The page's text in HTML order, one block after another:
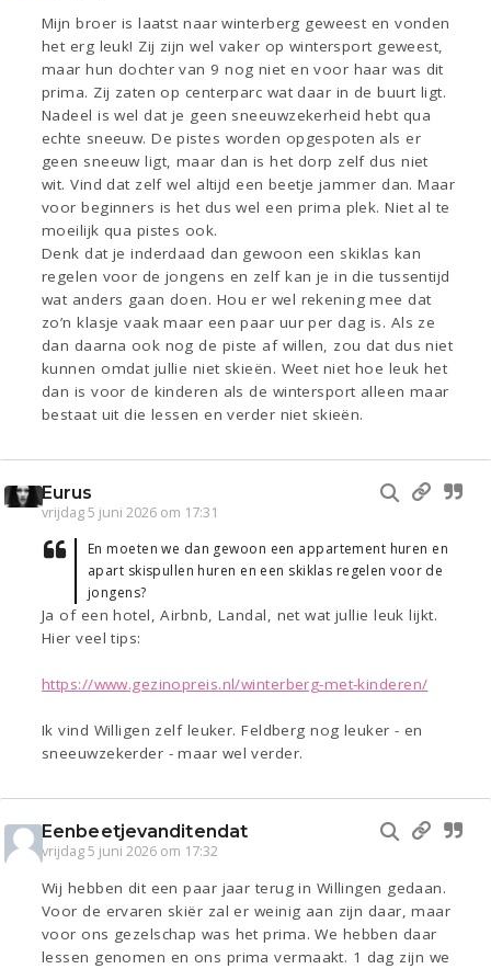
Mijn broer is laatst naar winterberg geweest en vonden
het erg leuk! Zij zijn wel vaker op wintersport geweest,
maar hun dochter van 9 nog niet en voor haar was dit
prima. Zij zaten op centerparc wat daar in de buurt ligt.
Nadeel is wel dat je geen sneeuwzekerheid hebt qua
echte sneeuw. De pistes worden opgespoten als er
geen sneeuw ligt, maar dan is het dorp zelf dus niet
wit. Vind dat zelf wel altijd een beetje jammer dan. Maar
voor beginners is het dus wel een prima plek. Niet al te
moeilijk qua pistes ook.
Denk dat je inderdaad dan gewoon een skiklas kan
regelen voor de jongens en zelf kan je in die tussentijd
wat anders gaan doen. Hou er wel rekening mee dat
zo’n klasje vaak maar een paar uur per dag is. Als ze
dan daarna ook nog de piste af willen, zou dat dus niet
kunnen omdat jullie niet skieën. Weet niet hoe leuk het
dan is voor de kinderen als de wintersport alleen maar
bestaat uit die lessen en verder niet skieën.
Eurus
vrijdag 5 juni 2026 om 17:31
En moeten we dan gewoon een appartement huren en
apart skispullen huren en een skiklas regelen voor de
jongens?
Ja of een hotel, Airbnb, Landal, net wat jullie leuk lijkt.
Hier veel tips:
https://www.gezinopreis.nl/winterberg-met-kinderen/
Ik vind Willigen zelf leuker. Feldberg nog leuker - en
sneeuwzekerder - maar wel verder.
Eenbeetjevanditendat
vrijdag 5 juni 2026 om 17:32
Wij hebben dit een paar jaar terug in Willingen gedaan.
Voor de ervaren skiër zal er weinig aan zijn daar, maar
voor ons gezelschap was het prima. We hebben daar
lessen genomen en ons prima vermaakt. 1 dag zijn we